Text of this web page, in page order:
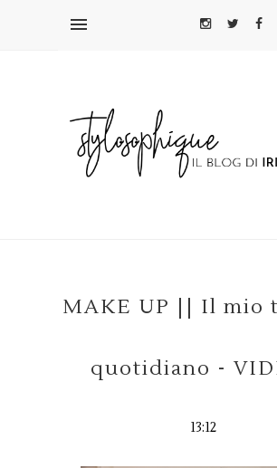
MAKE UP || Il mio
quotidiano -
13:12